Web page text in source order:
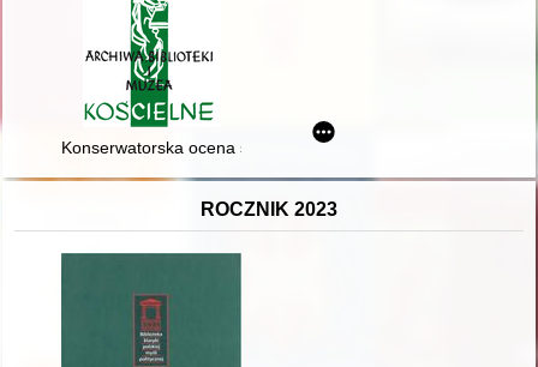
Konserwatorska ocena stanu zachowania wybranych kazań
ROCZNIK 2023